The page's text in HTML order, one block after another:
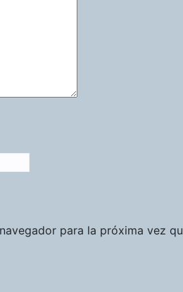
para la próxima vez